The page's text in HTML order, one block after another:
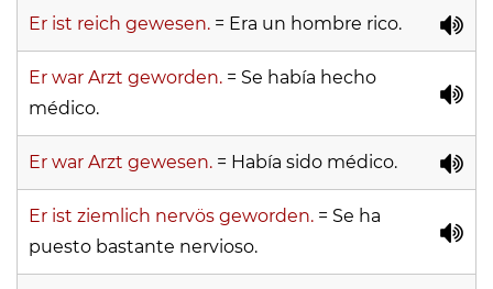
Er ist reich gewesen. = Era un hombre rico.
Er war Arzt geworden. = Se había hecho
médico.
Er war Arzt gewesen. = Había sido médico.
Er ist ziemlich nervös geworden. = Se ha
puesto bastante nervioso.